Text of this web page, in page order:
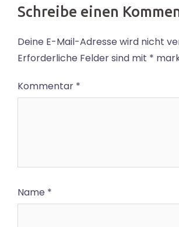
Schreibe einen
Deine E-Mail-Adresse wird nicht
Erforderliche Felder sind mit *
Kommentar *
Name *